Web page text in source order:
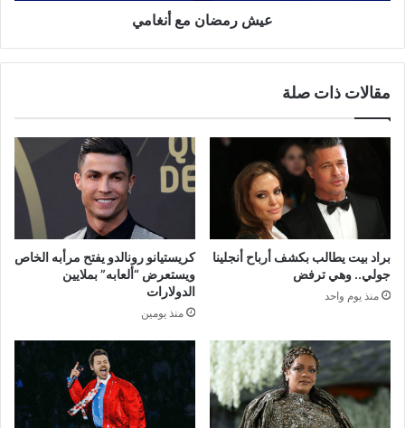
عيش رمضان مع أنغامي
مقالات ذات صلة
براد بيت يطالب بكشف أرباح أنجلينا
جولي.. وهي ترفض
منذ يوم واحد
كريستيانو رونالدو يفتح مرأبه الخاص
ويستعرض “ألعابه” بملايين
الدولارات
منذ يومين